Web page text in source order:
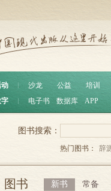
沙龙 公益
培训
电子书 数据库 APP
图书搜索：
热门图书： 辞
图书 新书 常备